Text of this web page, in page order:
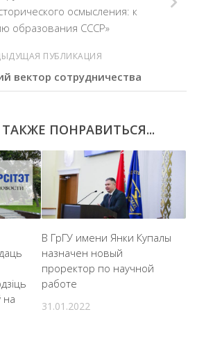
осмысления: к
образования СССР»
ПУБЛИКАЦИЯ
вектор сотрудничества
ПОНРАВИТЬСЯ...
на
В ГрГУ имени Янки Купалы
назначен новый
проректор по научной
работе
31.01.2022